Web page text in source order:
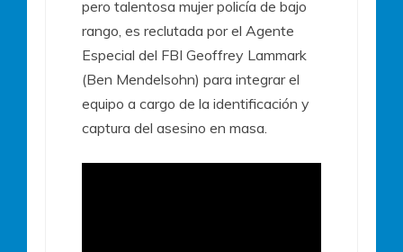
pero talentosa mujer policía de bajo
rango, es reclutada por el Agente
Especial del FBI Geoffrey Lammark
(Ben Mendelsohn) para integrar el
equipo a cargo de la identificación y
captura del asesino en masa.